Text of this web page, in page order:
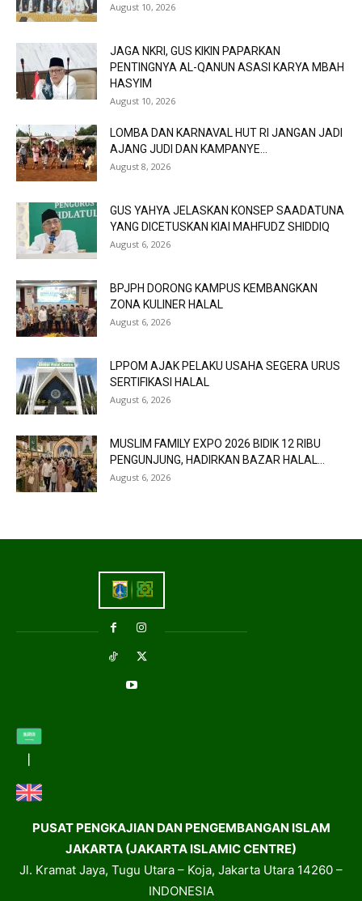
August 10, 2026
JAGA NKRI, GUS KIKIN PAPARKAN
PENTINGNYA AL-QANUN ASASI KARYA MBAH
HASYIM
August 10, 2026
LOMBA DAN KARNAVAL HUT RI JANGAN JADI
AJANG JUDI DAN KAMPANYE...
August 8, 2026
GUS YAHYA JELASKAN KONSEP SAADATUNA
YANG DICETUSKAN KIAI MAHFUDZ SHIDDIQ
August 6, 2026
BPJPH DORONG KAMPUS KEMBANGKAN
ZONA KULINER HALAL
August 6, 2026
LPPOM AJAK PELAKU USAHA SEGERA URUS
SERTIFIKASI HALAL
August 6, 2026
MUSLIM FAMILY EXPO 2026 BIDIK 12 RIBU
PENGUNJUNG, HADIRKAN BAZAR HALAL...
August 6, 2026
PUSAT PENGKAJIAN DAN PENGEMBANGAN ISLAM
JAKARTA (JAKARTA ISLAMIC CENTRE)
Jl. Kramat Jaya, Tugu Utara – Koja, Jakarta Utara 14260 –
INDONESIA